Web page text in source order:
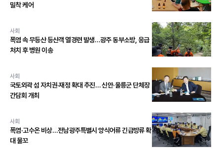
밀착 케어
사회
폭염 속 무등산 등산객 열경련 발생…광주 동부소방, 응급
처치 후 병원 이송
사회
국토외곽 섬 자치권·재정 확대 추진… 신안·울릉군 단체장
간담회 개최
사회
폭염·고수온 비상…전남광주특별시 양식어류 긴급방류 확
대 물꼬